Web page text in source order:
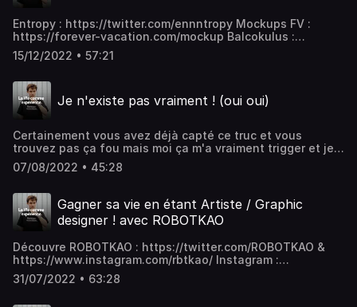
Entropy : https://twitter.com/ennntropy Mockups FV :
https://forever-vacation.com/mockup Balcokulus :
https://www.instagram.com/balcokulus/ Instagram :
https://www.instagram.com/f1ub/ Twitter :
https://www.forever-vacation.com
15/12/2022 • 57:21
Je n'existe pas vraiment ! (oui oui)
Certainement vous avez déjà capté ce truc et vous
trouvez pas ça fou mais moi ça m'a vraiment trigger et je
voulais partager ! Instagram :
https://www.instagram.com/f1ub/ Twitter :
https://www.forever-vacation.com
07/08/2022 • 45:28
Gagner sa vie en étant Artiste / Graphic
designer ! avec ROBOTKAO
Découvre ROBOTKAO : https://twitter.com/ROBOTKAO &
https://www.instagram.com/rbtkao/ Instagram :
https://www.instagram.com/f1ub/ Twitter :
https://twitter.com/ImFlub Forever Vacation :
31/07/2022 • 63:28